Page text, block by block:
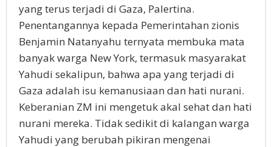
yang terus terjadi di Gaza, Palertina.
Penentangannya kepada Pemerintahan zionis
Benjamin Natanyahu ternyata membuka mata
banyak warga New York, termasuk masyarakat
Yahudi sekalipun, bahwa apa yang terjadi di
Gaza adalah isu kemanusiaan dan hati nurani.
Keberanian ZM ini mengetuk akal sehat dan hati
nurani mereka. Tidak sedikit di kalangan warga
Yahudi yang berubah pikiran mengenai